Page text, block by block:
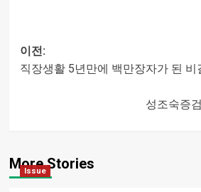
이전:
직장생활 5년만에 백만장자가 된 비
성조숙증
More Stories
Issue